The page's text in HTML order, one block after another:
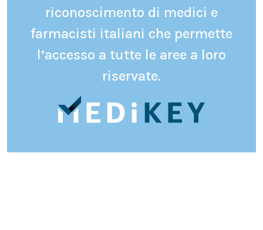
riconoscimento di medici e
farmacisti italiani che permette
l’accesso a tutte le aree a loro
riservate.